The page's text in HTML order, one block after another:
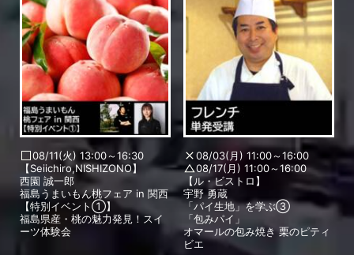
08/11(火) 13:00～16:30
【Seiichiro,NISHIZONO】
西園 誠一郎
福島うまいもん桃フェア in 関西
【特別イベント①】
福島県産・桃の魅力発見！スイ
ーツ体験会
08/03(月) 11:00～16:00
08/17(月) 11:00～16:00
【ル・ビストロ】
宇野 勇蔵
「パイ生地」を学ぶ③
「包みパイ」
オマールの包み焼き 栗のピティ
ビエ